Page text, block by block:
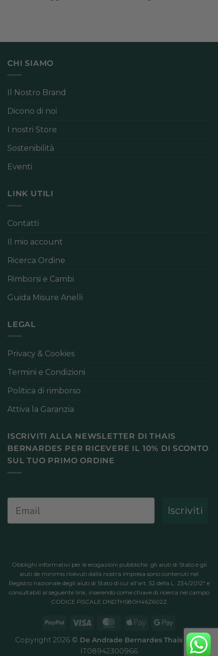
CHI SIAMO
Il Nostro Brand
Dicono di noi
I nostri Store
Sostenibilità
Eventi
LINK UTILI
Contatti
Il mio account
Ricerca Ordine
Rimborsi e Cambi
Guida Misure Anelli
LEGAL
Privacy & Cookies
Termini e Condizioni
Politica di rimborso
Attiva la Garanzia
ISCRIVITI ALLA NEWSLETTER DI THAIS
BERNARDES PER RICEVERE IL 10% DI SCONTO
SUL TUO PRIMO ORDINE
Email
Iscriviti
Obblighi informativi per le erogazioni pubbliche: gli aiuti di Stato e gli
aiuti de minimis ricevuti dalla nostra impresa sono contenuti nel
Registro nazionale degli aiuti di Stato di cui all'art. 52 della L. 234/2012" e
consultabili al seguente link, inserendo come chiave di ricerca nel campo
CODICE FISCALE DNDTHS80H46Z602Z
PayPal Visa MasterCard
Apple
Google
Copyright 2026 © De Andrade Bernardes Thais P.IVA
IT08942300966